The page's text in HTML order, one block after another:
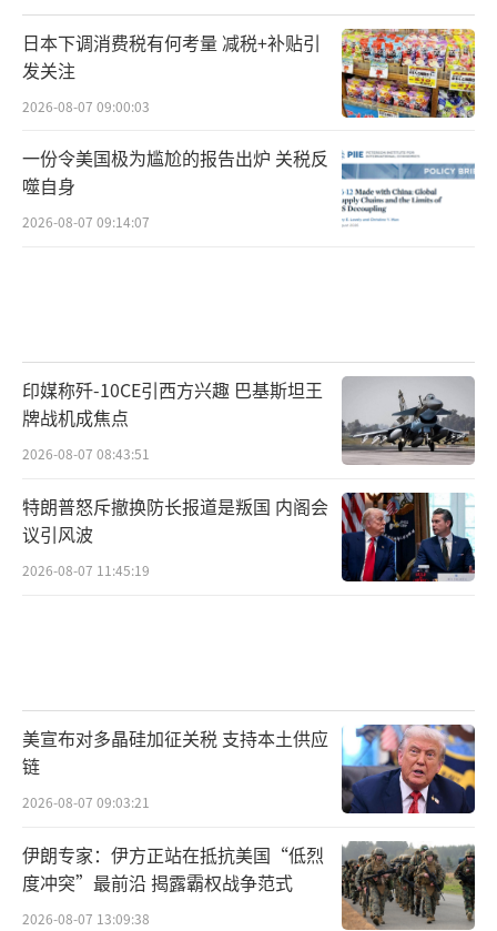
日本下调消费税有何考量 减税+补贴引
发关注
2026-08-07 09:00:03
一份令美国极为尴尬的报告出炉 关税反
噬自身
2026-08-07 09:14:07
印媒称歼-10CE引西方兴趣 巴基斯坦王
牌战机成焦点
2026-08-07 08:43:51
特朗普怒斥撤换防长报道是叛国 内阁会
议引风波
2026-08-07 11:45:19
美宣布对多晶硅加征关税 支持本土供应
链
2026-08-07 09:03:21
伊朗专家：伊方正站在抵抗美国“低烈
度冲突”最前沿 揭露霸权战争范式
2026-08-07 13:09:38